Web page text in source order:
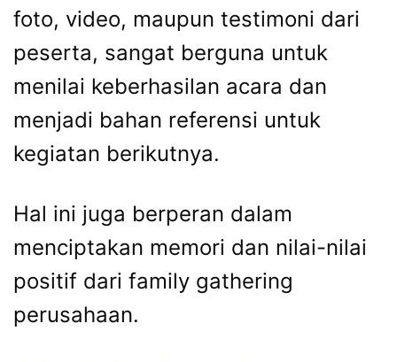
foto, video, maupun testimoni dari
peserta, sangat berguna untuk
menilai keberhasilan acara dan
menjadi bahan referensi untuk
kegiatan berikutnya.
Hal ini juga berperan dalam
menciptakan memori dan nilai-nilai
positif dari family gathering
perusahaan.